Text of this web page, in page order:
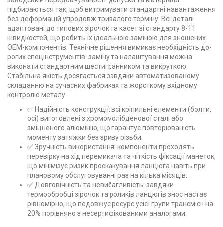
підбираються так, щоб витримувати стандартні навантаження
без деформацій упродовж тривалого терміну. Всі деталі
адаптовані до типових зірочок та касет зі стандарту 8-11
швидкостей, що робить їх ідеальною заміною для зношених
OEM-компонентів. Технічне рішення вимикає необхідність до­
рогих спецінструментів: заміну та налаштування можна
виконати стандартним шестигранником та викруткою.
Стабільна якість досягається завдяки автоматизованому
складанню на сучасних фабриках та жорсткому вхідному
контролю металу.
✅ Надійність конструкції: всі кріпильні елементи (болти,
осі) виготовлені з хромомолібденової сталі або
зміцненого алюмінію, що гарантує повторюваність
моменту затяжки без зриву різьби.
✅ Зручність використання: компоненти проходять
перевірку на хід перемикача та чіткість фіксації манеток,
що мінімізує ризик проскакування ланцюга навіть при
плановому обслуговуванні раз на кілька місяців.
✅ Довговічність та невибагливість: завдяки
термообробці зірочок та роликів ланцюгів знос настає
рівномірно, що подовжує ресурс усієї групи трансмісії на
20% порівняно з несертифікованими аналогами.